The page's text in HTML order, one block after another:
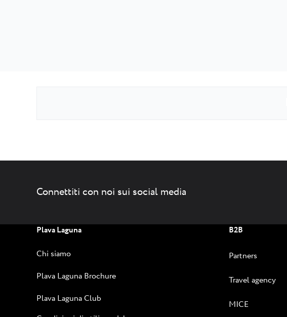
Connettiti con noi sui social media
Plava Laguna
Chi siamo
Plava Laguna Brochure
Plava Laguna Club
B2B
Partners
Travel agency
MICE